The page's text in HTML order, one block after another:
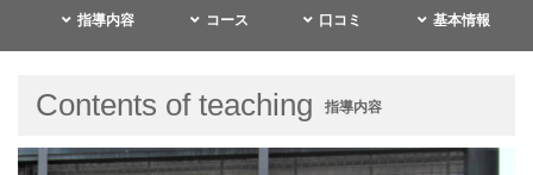
指導内容 コース 口コミ 基本情報
Contents of teaching 指導内容